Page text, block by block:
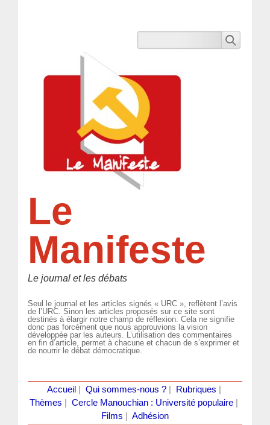
Le
Manifeste
Le journal et les débats
Seul le journal et les articles signés « URC », reflètent l’avis
de l’URC. Sinon les articles proposés sur ce site sont
destinés à élargir notre champ de réflexion. Cela ne signifie
donc pas forcément que nous approuvions la vision
développée par les auteurs. L’utilisation des commentaires
en fin d’article, permet à chacune et chacun de s’exprimer et
de nourrir le débat démocratique.
Accueil Qui sommes-nous ?| Rubriques
Thèmes
Cercle Manouchian : Université populaire
Films
Adhésion